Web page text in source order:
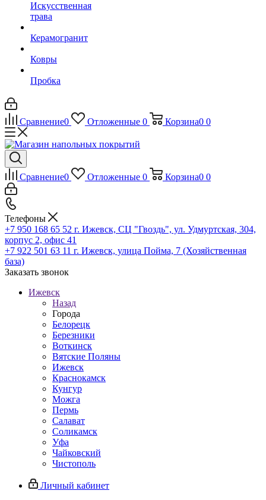
Искусственная
трава
Керамогранит
Ковры
Пробка
Сравнение0 Отложенные 0 Корзина0 0
Сравнение0 Отложенные 0 Корзина0 0
Телефоны
+7 950 168 65 52 г. Ижевск, СЦ "Гвоздь", ул. Удмуртская, 304,
корпус 2, офис 41
+7 922 501 63 11 г. Ижевск, улица Пойма, 7 (Хозяйственная
база)
Заказать звонок
Ижевск
Назад
Города
Белорецк
Березники
Воткинск
Вятские Поляны
Ижевск
Краснокамск
Кунгур
Можга
Пермь
Салават
Соликамск
Уфа
Чайковский
Чистополь
Личный кабинет